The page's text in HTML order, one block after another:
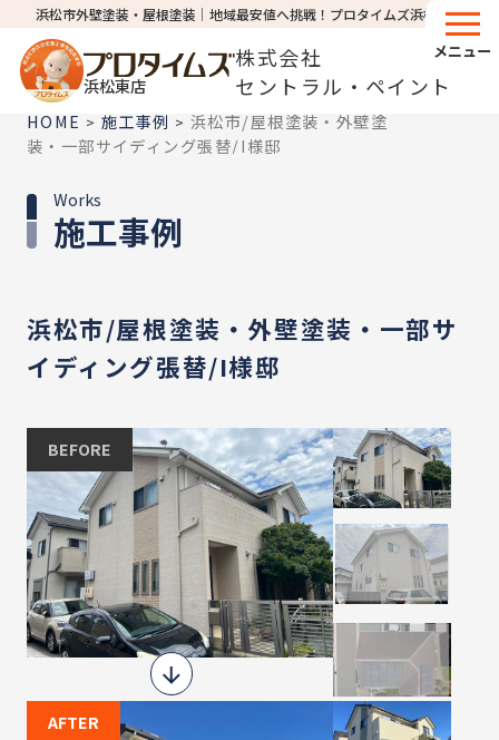
浜松市外壁塗装・屋根塗装│地域最安値へ挑戦！プロタイムズ浜松東店
浜松東店
株式会社
セントラル・ペイント
メニュー
HOME > 施工事例 >浜松市/屋根塗装・外壁塗
装・一部サイディング張替/I様邸
施工事例
Works
浜松市/屋根塗装・外壁塗装・一部サ
イディング張替/I様邸
BEFORE
AFTER